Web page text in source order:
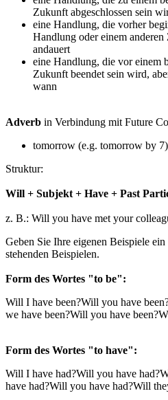
Zukunft abgeschlossen sein
eine Handlung, die vorher
Handlung oder einem
andauert
eine Handlung, die vor einem
Zukunft beendet sein wird,
wann
Adverb in Verbindung mit Future
tomorrow (e.g. tomorrow by 7)
Struktur:
Will + Subjekt + Have + Past
z. B.: Will you have met your
Geben Sie Ihre eigenen Beispiele
stehenden Beispielen.
Form des Wortes "to be":
Will I have been?Will you have
we have been?Will you have been?
Form des Wortes "to have":
Will I have had?Will you have had?
have had?Will you have had?Will